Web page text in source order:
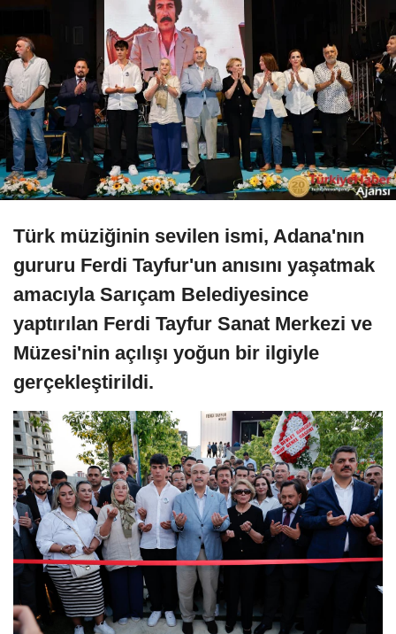
Türk müziğinin sevilen ismi, Adana'nın
gururu Ferdi Tayfur'un anısını yaşatmak
amacıyla Sarıçam Belediyesince
yaptırılan Ferdi Tayfur Sanat Merkezi ve
Müzesi'nin açılışı yoğun bir ilgiyle
gerçekleştirildi.